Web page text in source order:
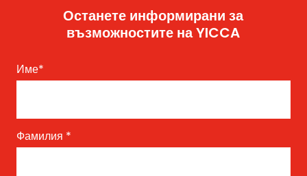
Останете информирани за
възможностите на YICCA
Име*
Фамилия *